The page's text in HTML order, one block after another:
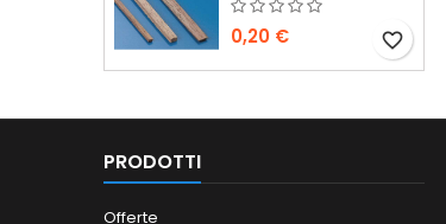
0,20 € favorite_border
PRODOTTI
Offerte